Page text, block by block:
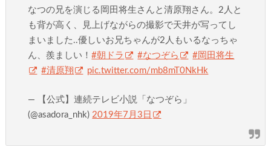
なつの兄を演じる岡田将生さんと清原翔さん。2人と
も背が高く、見上げながらの撮影で天井が写ってし
まいました..優しいお兄ちゃんが2人もいるなっちゃ
ん、羨ましい！#朝ドラ #なつぞら
#岡田将生
#清原翔
pic.twitter.com/mb8mT0NkHk
— 【公式】連続テレビ小説「なつぞら」
(@asadora_nhk)2019年7月3日